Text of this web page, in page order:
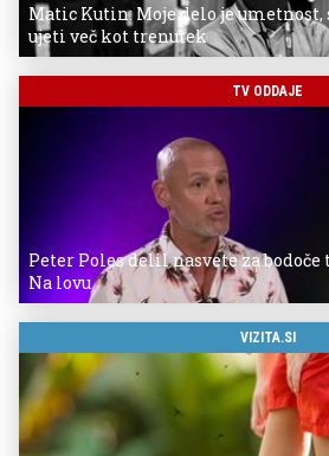
Matic Kutin: Moje delo je
ujeti več kot trenutek
TV ODDAJE
Peter Poles delil nasvete za
Na lovu
VIZITA.SI